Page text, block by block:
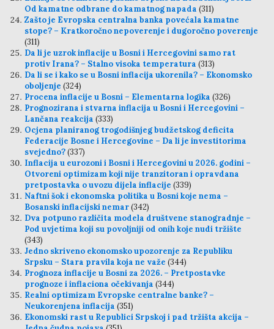
Od kamatne odbrane do kamatnog napada (311)
Zašto je Evropska centralna banka povećala kamatne
stope? – Kratkoročno nepoverenje i dugoročno poverenje
(311)
Da li je uzrok inflacije u Bosni i Hercegovini samo rat
protiv Irana? – Stalno visoka temperatura (313)
Da li se i kako se u Bosni inflacija ukorenila? – Ekonomsko
oboljenje (324)
Procena inflacije u Bosni – Elementarna logika (326)
Prognozirana i stvarna inflacija u Bosni i Hercegovini –
Lančana reakcija (333)
Ocjena planiranog trogodišnjeg budžetskog deficita
Federacije Bosne i Hercegovine – Da li je investitorima
svejedno?(337)
Inflacija u eurozoni i Bosni i Hercegovini u 2026. godini –
Otvoreni optimizam koji nije tranzitoran i opravdana
pretpostavka o uvozu dijela inflacije (339)
Naftni šok i ekonomska politika u Bosni koje nema –
Bosanski inflacijski nemar(342)
Dva potpuno različita modela društvene stanogradnje –
Pod uvjetima koji su povoljniji od onih koje nudi tržište
(343)
Jedno skriveno ekonomsko upozorenje za Republiku
Srpsku – Stara pravila koja ne važe (344)
Prognoza inflacije u Bosni za 2026. – Pretpostavke
prognoze i inflaciona očekivanja (344)
Realni optimizam Evropske centralne banke? –
Neukorenjena inflacija (351)
Ekonomski rast u Republici Srpskoj i pad tržišta akcija –